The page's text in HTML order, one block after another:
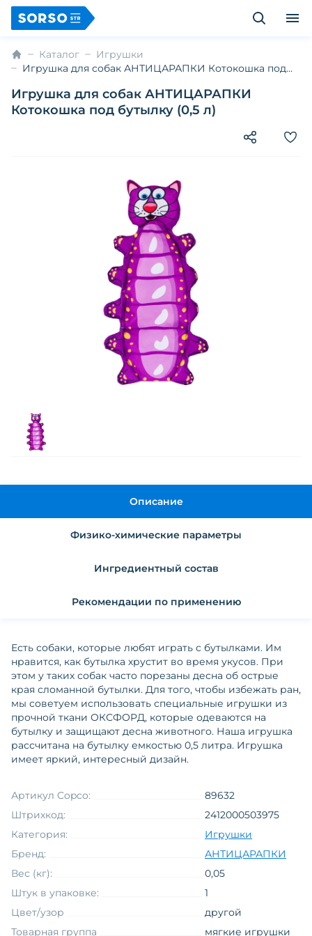
Каталог
Игрушки
Игрушка для собак АНТИЦАРАПКИ Котокошка под
Игрушка для собак АНТИЦАРАПКИ
Котокошка под бутылку (0,5 л)
Описание
Физико-химические параметры
Ингредиентный состав
Рекомендации по применению
Есть собаки, которые любят играть с бутылками. Им
нравится, как бутылка хрустит во время укусов. При
этом у таких собак часто порезаны десна об острые
края сломанной бутылки. Для того, чтобы избежать ран,
мы советуем использовать специальные игрушки из
прочной ткани ОКСФОРД, которые одеваются на
бутылку и защищают десна животного. Наша игрушка
рассчитана на бутылку емкостью 0,5 литра. Игрушка
имеет яркий, интересный дизайн.
Артикул Copco:
89632
Штрихкод:
2412000503975
Категория:
Игрушки
Бренд:
АНТИЦАРАПКИ
Вес (кг):
0,05
Штук в упаковке:
1
Цвет/узор
другой
Товарная группа
мягкие игрушки